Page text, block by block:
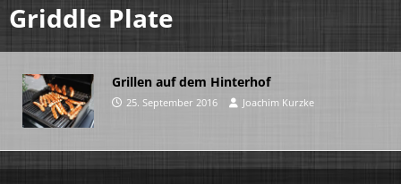
Griddle Plate
Grillen auf dem Hinterhof
25. September 2016 Joachim Kurzke